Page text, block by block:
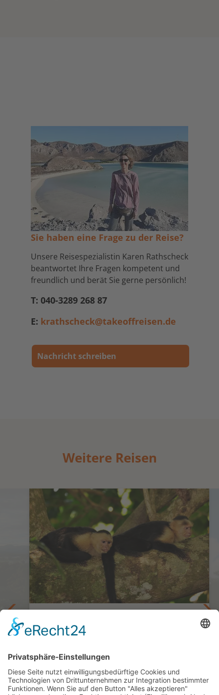
Sie haben eine Frage zu der Reise?
Unsere Reisespezialistin Karen Rathscheck
beantwortet Ihre Fragen kompetent und
freundlich und berät Sie gerne persönlich!
T: 040-3289 268 87
E: krathscheck@takeoffreisen.de
Nachricht schreiben
Weitere Reisen
Costa Rica privat mit Guide PAZIFIK
ab 4.245,— €